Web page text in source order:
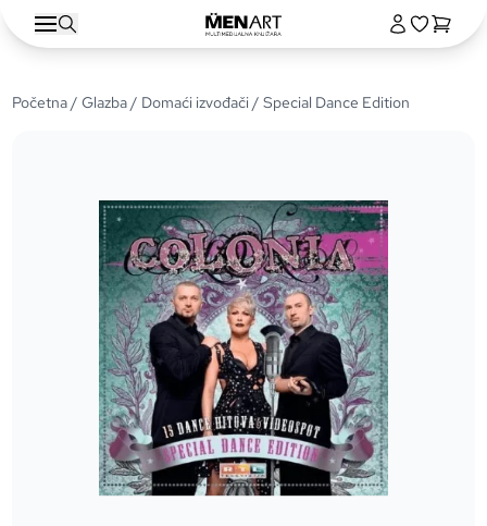
Početna/Glazba/ Domaći izvođači/ Special Dance Edition